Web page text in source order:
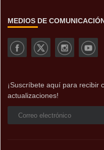
MEDIOS DE
¡Suscríbete aquí para recibir
actualizaciones!